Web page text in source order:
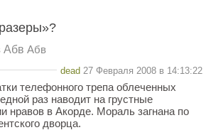
Абв Абв
dead 27 Февраля 2008 в 14:13:22
телефонного трепа облеченных
раз наводит на грустные
нравов в Акорде. Мораль загнана по
дворца.